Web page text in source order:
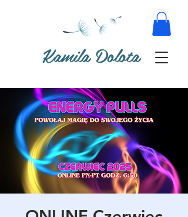
Kamila Dolota